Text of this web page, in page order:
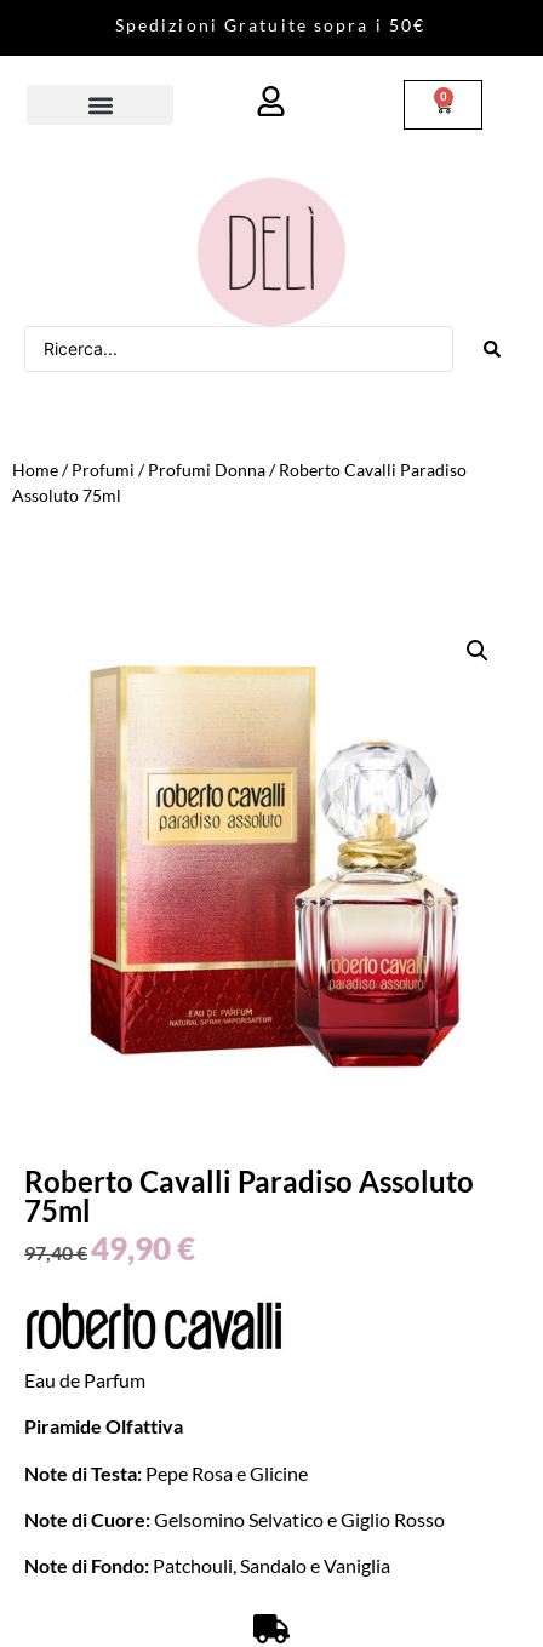
Sped izi on i Gratu ite sopra i 50€
0
Home/Profumi /Profumi Donna/ Roberto Cavalli Paradiso
Assoluto 75ml
Roberto Cavalli Paradiso Assoluto
75ml
97,40€49,90€
Eau de Parfum
Piramide Olfattiva
Note di Testa: Pepe Rosa e Glicine
Note di Cuore:Gelsomino Selvatico e Giglio Rosso
Note di Fondo: Patchouli, Sandalo e Vaniglia